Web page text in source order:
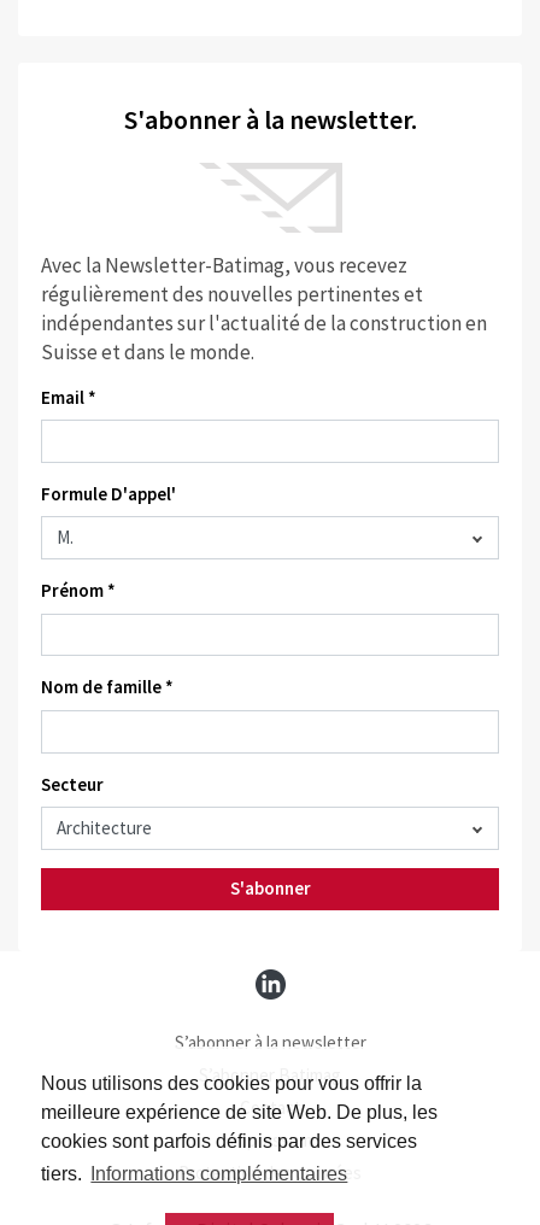
Nous utilisons des cookies pour vous offrir la
meilleure expérience de site Web. De plus, les
cookies sont parfois définis par des services
tiers.
Informations complémentaires
S'abonner à la newsletter.
Avec la Newsletter-Batimag, vous recevez
régulièrement des nouvelles pertinentes et
indépendantes sur l'actualité de la construction en
Suisse et dans le monde.
Email *
Formule D'appel'
Prénom *
Nom de famille *
Secteur
S'abonner
S’abonner à la newsletter
S’abonner Batimag
Contact
Impressum
Protection des données